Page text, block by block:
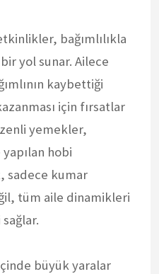
bağımlılıkla
yol sunar. Ailece
kaybettiği
için fırsatlar
yemekler,
hobi
sadece kumar
tüm aile dinamikleri
büyük yaralar